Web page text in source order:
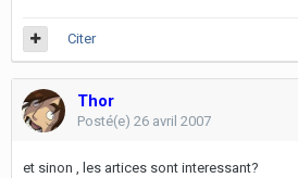
Citer
Thor
Posté(e) 26 avril 2007
et sinon , les artices sont interessant?